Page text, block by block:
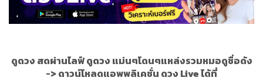
ดูดวง สดผ่านไลฟ์ ดูดวง แม่นๆโดนๆแหล่งรวมหมอดูชื่อดัง
-> ดาวน์โหลดแอพพลิเคชั่น ดวง Live ได้ที่